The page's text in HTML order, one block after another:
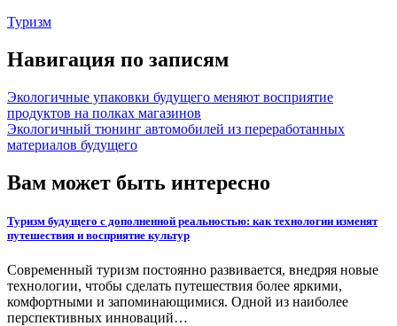
Туризм
Навигация по записям
Экологичные упаковки будущего меняют восприятие
продуктов на полках магазинов
Экологичный тюнинг автомобилей из переработанных
материалов будущего
Вам может быть интересно
Туризм будущего с дополненной реальностью: как технологии изменят
путешествия и восприятие культур
Современный туризм постоянно развивается, внедряя новые
технологии, чтобы сделать путешествия более яркими,
комфортными и запоминающимися. Одной из наиболее
перспективных инноваций…